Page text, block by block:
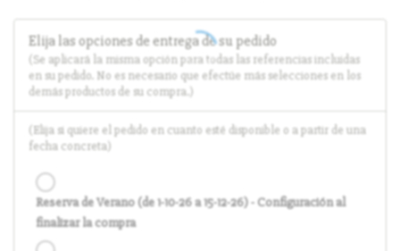
Elija las opciones de entrega de su pedido
(Se aplicará la misma opción para todas las referencias incluidas
en su pedido. No es necesario que efectúe más selecciones en los
demás productos de su compra.)
(Elija si quiere el pedido en cuanto esté disponible o a partir de una
fecha concreta)
Reserva de Verano (de 1-10-26 a 15-12-26) - Configuración al
finalizar la compra